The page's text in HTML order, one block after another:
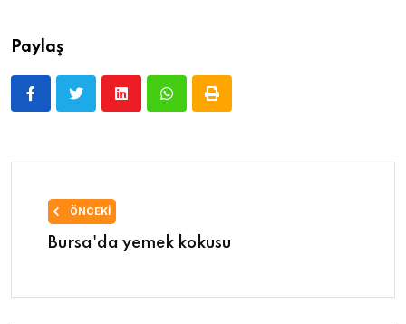
Paylaş
ÖNCEKI
Bursa'da yemek kokusu